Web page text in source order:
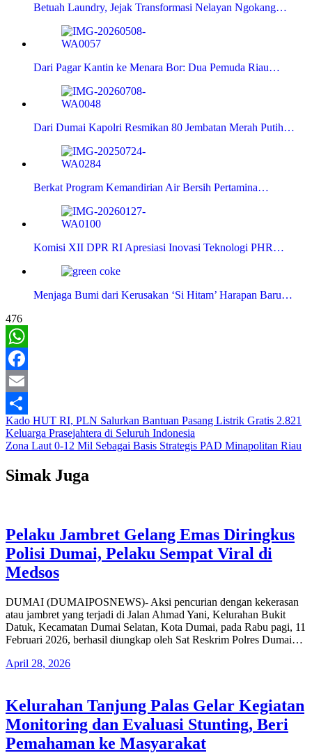
Betuah Laundry, Jejak Transformasi Nelayan Ngokang…
Dari Pagar Kantin ke Menara Bor: Dua Pemuda Riau…
Dari Dumai Kapolri Resmikan 80 Jembatan Merah Putih…
Berkat Program Kemandirian Air Bersih Pertamina…
Komisi XII DPR RI Apresiasi Inovasi Teknologi PHR…
Menjaga Bumi dari Kerusakan ‘Si Hitam’ Harapan Baru…
476
WhatsApp
Facebook
Email
Share
Navigasi
pos
Kado HUT RI, PLN Salurkan Bantuan Pasang Listrik Gratis 2.821
Keluarga Prasejahtera di Seluruh Indonesia
Zona Laut 0-12 Mil Sebagai Basis Strategis PAD Minapolitan Riau
Simak Juga
Pelaku Jambret Gelang Emas Diringkus
Polisi Dumai, Pelaku Sempat Viral di
Medsos
DUMAI (DUMAIPOSNEWS)- Aksi pencurian dengan kekerasan
atau jambret yang terjadi di Jalan Ahmad Yani, Kelurahan Bukit
Datuk, Kecamatan Dumai Selatan, Kota Dumai, pada Rabu pagi, 11
Februari 2026, berhasil diungkap oleh Sat Reskrim Polres Dumai…
April 28, 2026
Kelurahan Tanjung Palas Gelar Kegiatan
Monitoring dan Evaluasi Stunting, Beri
Pemahaman ke Masyarakat